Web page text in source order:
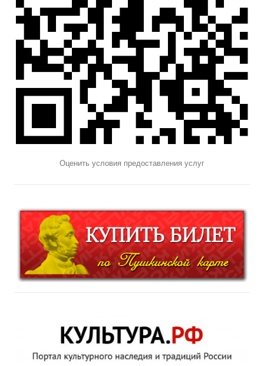
Оценить условия предоставления услуг